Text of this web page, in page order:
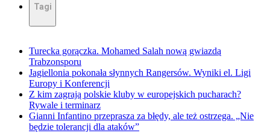
Tagi
Turecka gorączka. Mohamed Salah nową gwiazdą
Trabzonsporu
Jagiellonia pokonała słynnych Rangersów. Wyniki el. Ligi
Europy i Konferencji
Z kim zagrają polskie kluby w europejskich pucharach?
Rywale i terminarz
Gianni Infantino przeprasza za błędy, ale też ostrzega. „Nie
będzie tolerancji dla ataków”